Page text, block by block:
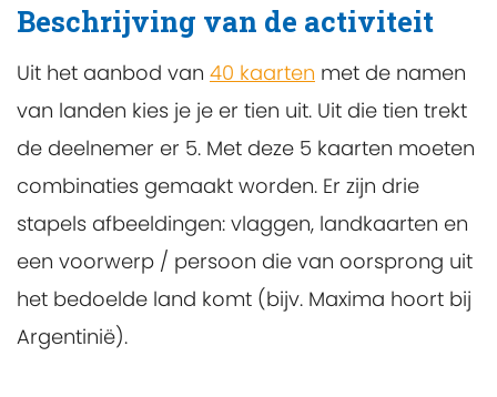
Beschrijving van de activiteit
Uit het aanbod van 40 kaarten met de namen
van landen kies je je er tien uit. Uit die tien trekt
de deelnemer er 5. Met deze 5 kaarten moeten
combinaties gemaakt worden. Er zijn drie
stapels afbeeldingen: vlaggen, landkaarten en
een voorwerp / persoon die van oorsprong uit
het bedoelde land komt (bijv. Maxima hoort bij
Argentinië).